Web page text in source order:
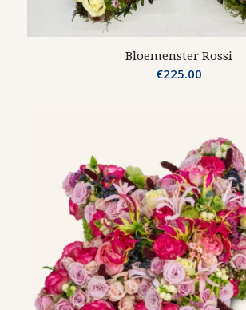
Bloemenster Rossi
€225.00